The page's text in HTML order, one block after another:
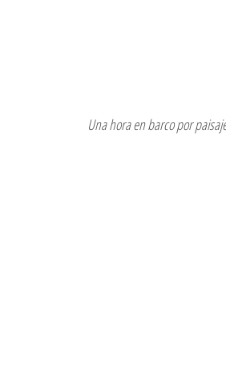
Una hora en barco por